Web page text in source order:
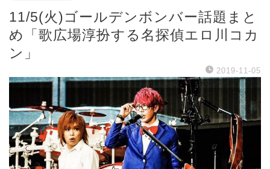
11/5(火)ゴールデンボンバー話題まと
め「歌広場淳扮する名探偵エロ川コカ
ン」
2019-11-05